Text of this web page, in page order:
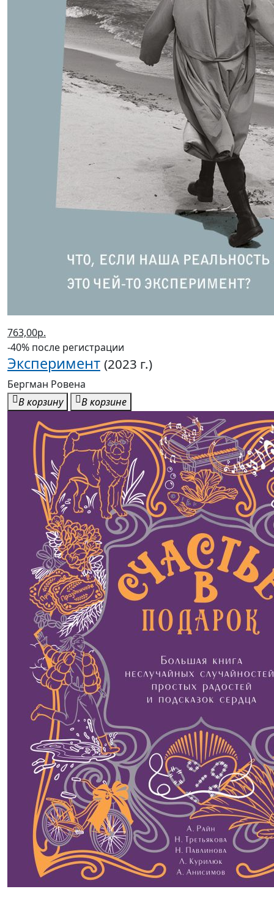
763,00р.
-40% после регистрации
Эксперимент (2023 г.)
Бергман Ровена
В корзину
В корзине